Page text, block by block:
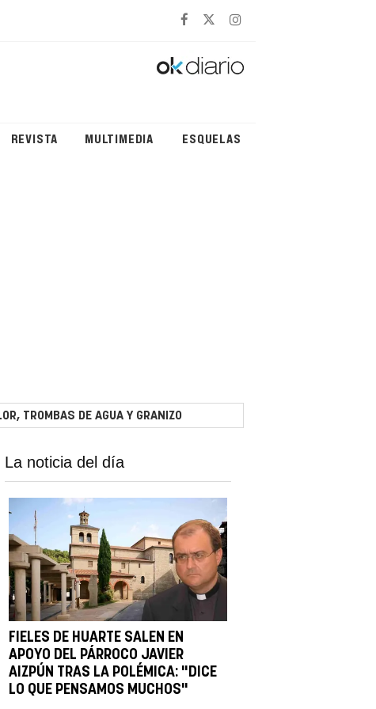
REVISTA MULTIMEDIA ESQUELAS
TROMBAS DE AGUA Y GRANIZO
La noticia del día
FIELES DE HUARTE SALEN EN
APOYO DEL PÁRROCO JAVIER
AIZPÚN TRAS LA POLÉMICA: "DICE
LO QUE PENSAMOS MUCHOS"